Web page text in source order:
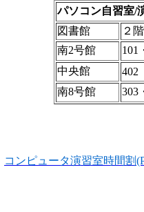
パソコン自習室/
図書館
２階
南2号館
101
中央館
402
南8号館
303
コンピュータ演習室時間割